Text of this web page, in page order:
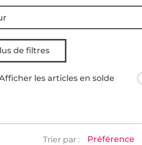
de filtres
les articles en solde
Préférence